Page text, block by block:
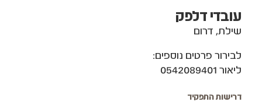
עובדי דלפק
שילת, דרום
לבירור פרטים נוספים:
ליאור 0542089401
דרישות התפקיד